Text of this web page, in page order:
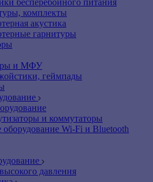
бесперебойного питания
комплекты
акустика
гарнитуры
и МФУ
геймпады
и коммутаторы
оборудование Wi-Fi и Bluetooth
давления